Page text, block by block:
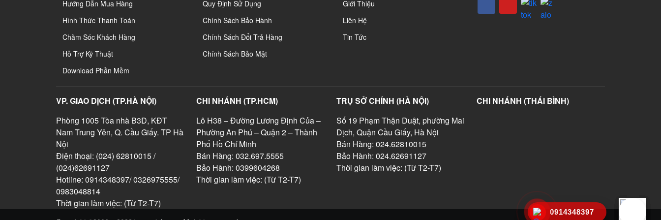
Hướng Dẫn Mua Hàng
Hình Thức Thanh Toán
Chăm Sóc Khách Hàng
Hỗ Trợ Kỹ Thuật
Download Phần Mềm
Quy Định Sử Dụng
Chính Sách Bảo Hành
Chính Sách Đổi Trả Hàng
Chính Sách Bảo Mật
Giới Thiệu
Liên Hệ
Tin Tức
VP. GIAO DỊCH (TP.HÀ NỘI)
Phòng 1005 Tòa nhà B3D, KĐT
Nam Trung Yên, Q. Cầu Giấy. TP Hà
Nội
Điện thoại: (024) 62810015 /
(024)62691127
Hotline: 0914348397/ 0326975555/
0983048814
Thời gian làm việc: (Từ T2-T7)
CHI NHÁNH (TP.HCM)
Lô H38 – Đường Lương Định Của –
Phường An Phú – Quận 2 – Thành
Phố Hồ Chí Minh
Bán Hàng: 032.697.5555
Bảo Hành: 0399604268
Thời gian làm việc: (Từ T2-T7)
TRỤ SỞ CHÍNH (HÀ NỘI)
Số 19 Phạm Thận Duật, phường Mai
Dịch, Quận Cầu Giấy, Hà Nội
Bán Hàng: 024.62810015
Bảo Hành: 024.62691127
Thời gian làm việc: (Từ T2-T7)
CHI NHÁNH (THÁI BÌNH)
0914348397